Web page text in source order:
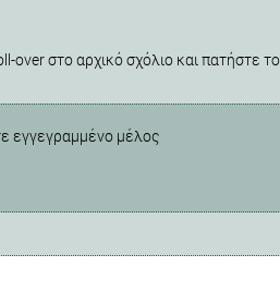
στο αρχικό σχόλιο και πατήστε
εγγεγραμμένο μέλος